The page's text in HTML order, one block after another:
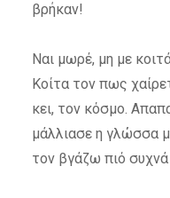
βρήκαν!
Ναι μωρέ, μη με
Κοίτα τον πως
κει, τον κόσμο.
μάλλιασε η γλώσσα
τον βγάζω πιό